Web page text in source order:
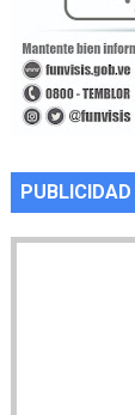
PUBLICIDAD